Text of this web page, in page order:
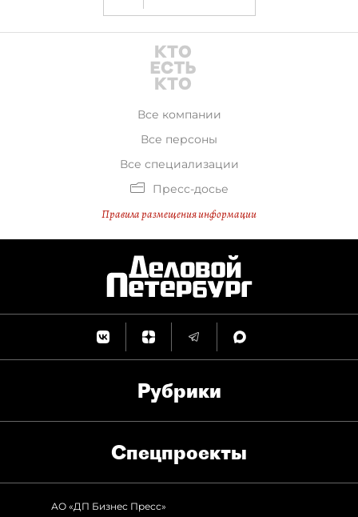
Все компании
Все персоны
Все специализации
Пресс-досье
Правила размещения информации
Рубрики
Спец­проекты
АО «ДП Бизнес Пресс»